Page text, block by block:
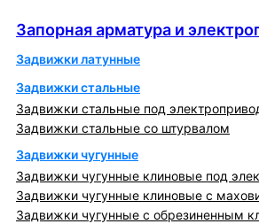
Запорная арматура и
Задвижки латунные
Задвижки стальные
Задвижки стальные под
Задвижки стальные со штурвалом
Задвижки чугунные
Задвижки чугунные клиновые под
Задвижки чугунные клиновые с
Задвижки чугунные с обрезиненным